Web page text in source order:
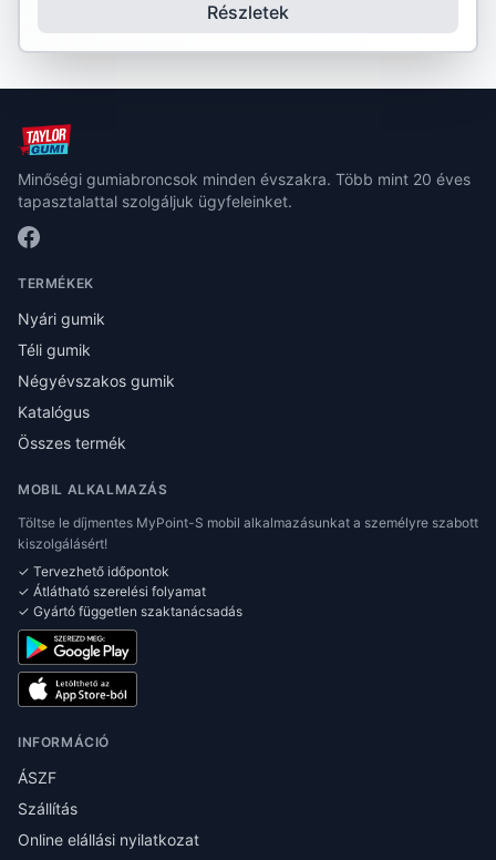
Részletek
Minőségi gumiabroncsok minden évszakra. Több mint 20 éves
tapasztalattal szolgáljuk ügyfeleinket.
TERMÉKEK
Nyári gumik
Téli gumik
Négyévszakos gumik
Katalógus
Összes termék
MOBIL ALKALMAZÁS
Töltse le díjmentes MyPoint-S mobil alkalmazásunkat a személyre szabott
kiszolgálásért!
✓ Tervezhető időpontok
✓ Átlátható szerelési folyamat
✓ Gyártó független szaktanácsadás
INFORMÁCIÓ
ÁSZF
Szállítás
Online elállási nyilatkozat